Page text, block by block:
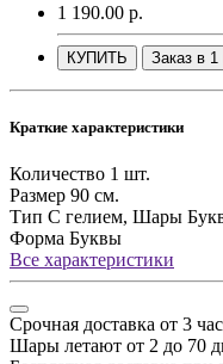
1 190.00 р.
КУПИТЬ Заказ в 1
Краткие характеристики
Количество 1 шт.
Размер 90 см.
Тип С гелием, Шары
Форма Буквы
Все характеристики
Срочная доставка от 3
Шары летают от 2 до 70